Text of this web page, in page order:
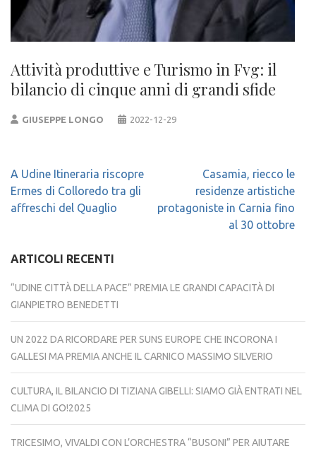
Attività produttive e Turismo in Fvg: il
bilancio di cinque anni di grandi sfide
GIUSEPPE LONGO 2022-12-29
Navigazione
articoli
A Udine Itineraria riscopre
Ermes di Colloredo tra gli
affreschi del Quaglio
Casamia, riecco le
residenze artistiche
protagoniste in Carnia fino
al 30 ottobre
ARTICOLI RECENTI
“UDINE CITTÀ DELLA PACE” PREMIA LE GRANDI CAPACITÀ DI
GIANPIETRO BENEDETTI
UN 2022 DA RICORDARE PER SUNS EUROPE CHE INCORONA I
GALLESI MA PREMIA ANCHE IL CARNICO MASSIMO SILVERIO
CULTURA, IL BILANCIO DI TIZIANA GIBELLI: SIAMO GIÀ ENTRATI NEL
CLIMA DI GO!2025
TRICESIMO, VIVALDI CON L’ORCHESTRA “BUSONI” PER AIUTARE